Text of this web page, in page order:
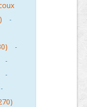
-
-
-
-
-